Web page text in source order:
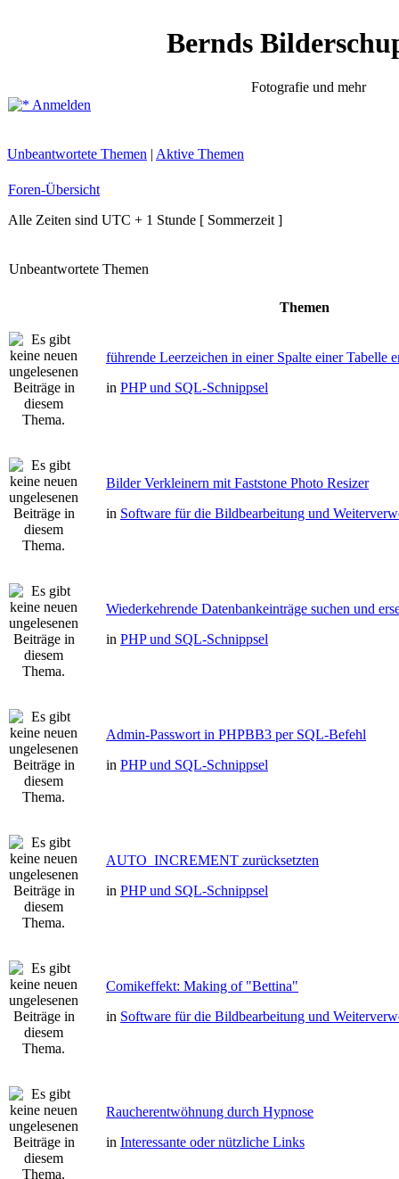
Bernds
Fotografie und mehr
Anmelden
Unbeantwortete Themen | Aktive Themen
Foren-Übersicht
Alle Zeiten sind UTC + 1 Stunde [ Sommerzeit ]
Unbeantwortete Themen
Themen
führende Leerzeichen in einer Spalte einer Tabelle
in PHP und SQL-Schnippsel
Bilder Verkleinern mit Faststone Photo Resizer
in Software für die Bildbearbeitung und
Wiederkehrende Datenbankeinträge suchen und
in PHP und SQL-Schnippsel
Admin-Passwort in PHPBB3 per SQL-Befehl
in PHP und SQL-Schnippsel
AUTO_INCREMENT zurücksetzten
in PHP und SQL-Schnippsel
Comikeffekt: Making of "Bettina"
in Software für die Bildbearbeitung und
Raucherentwöhnung durch Hypnose
in Interessante oder nützliche Links